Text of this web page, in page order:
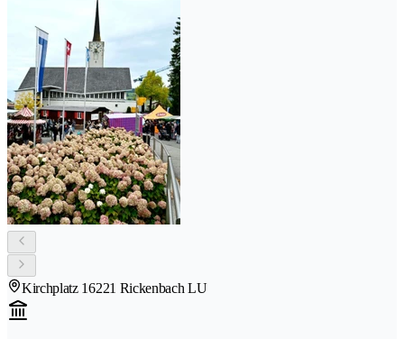
Kirchplatz 16221 Rickenbach LU